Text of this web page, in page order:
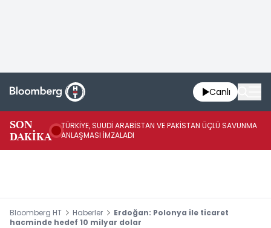
Canlı
SON
DAKİKA
TÜRKİYE, SUUDİ ARABİSTAN VE PAKİSTAN ÜÇLÜ SAVUNMA
ANLAŞMASI İMZALADI
Bloomberg HT Haberler
Erdoğan: Polonya ile ticaret
hacminde hedef 10 milyar dolar